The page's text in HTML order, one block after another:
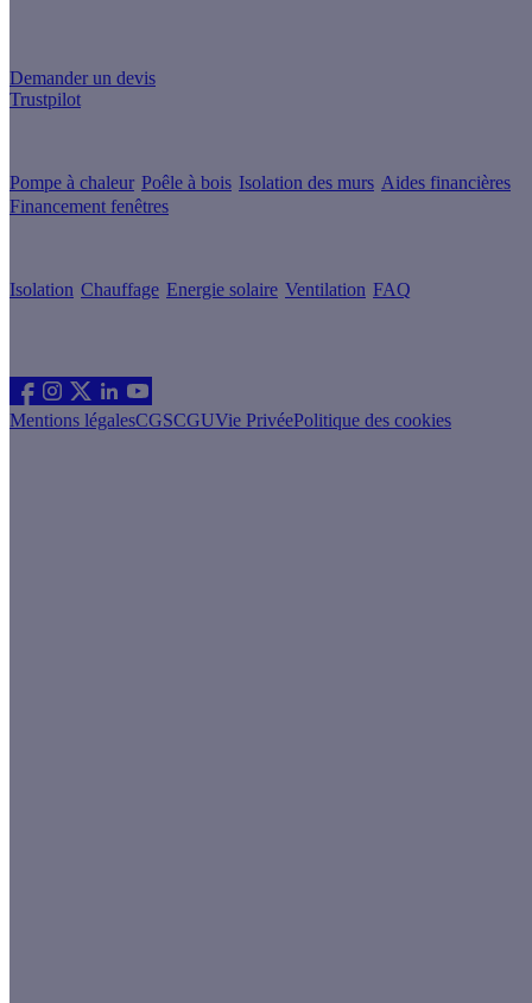
Demander un devis
Trustpilot
Pompe à chaleur Poêle à bois Isolation des murs Aides financières
Financement fenêtres
Isolation Chauffage Energie solaire Ventilation FAQ
Mentions légalesCGSCGUVie PrivéePolitique des cookies